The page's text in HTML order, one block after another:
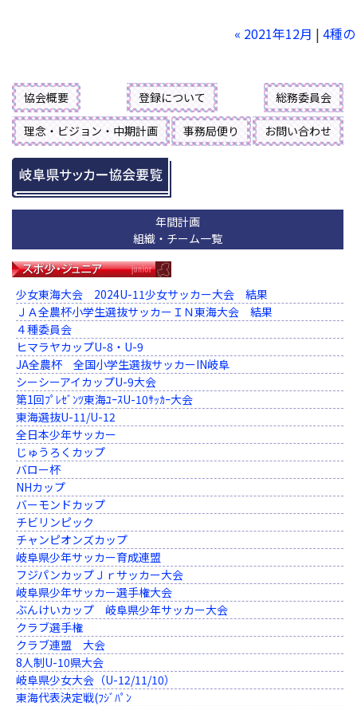
« 2021年12月 | 4種
協会概要 登録について 総務委員会
理念・ビジョン・中期計画 事務局便り お問い合わせ
年間計画
組織・チーム一覧
少女東海大会 2024U-11少女サッカー大会 結果
ＪＡ全農杯小学生選抜サッカーＩＮ東海大会 結果
４種委員会
ヒマラヤカップU-8・U-9
JA全農杯 全国小学生選抜サッカーIN岐阜
シーシーアイカップU-9大会
第1回ﾌﾟﾚｾﾞﾝﾂ東海ﾕｰｽU-10ｻｯｶｰ大会
東海選抜U-11/U-12
全日本少年サッカー
じゅうろくカップ
バロー杯
NHカップ
バーモンドカップ
チビリンピック
チャンピオンズカップ
岐阜県少年サッカー育成連盟
フジパンカップＪｒサッカー大会
岐阜県少年サッカー選手権大会
ぶんけいカップ 岐阜県少年サッカー大会
クラブ選手権
クラブ連盟 大会
8人制U-10県大会
岐阜県少女大会（U-12/11/10）
東海代表決定戦(ﾌｼﾞﾊﾟﾝ